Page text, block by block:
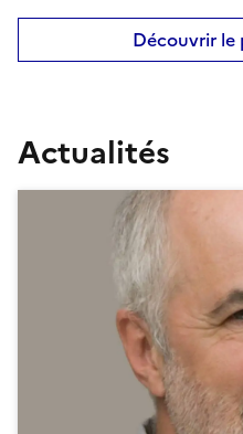
Découvrir le
Actualités